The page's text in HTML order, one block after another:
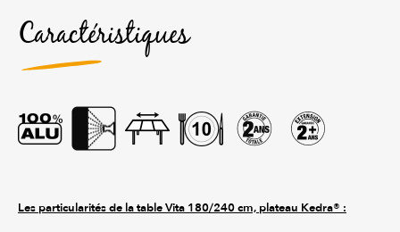
Caractéristiques
Les particularités de la table Vita 180/240 cm, plateau Kedra® :